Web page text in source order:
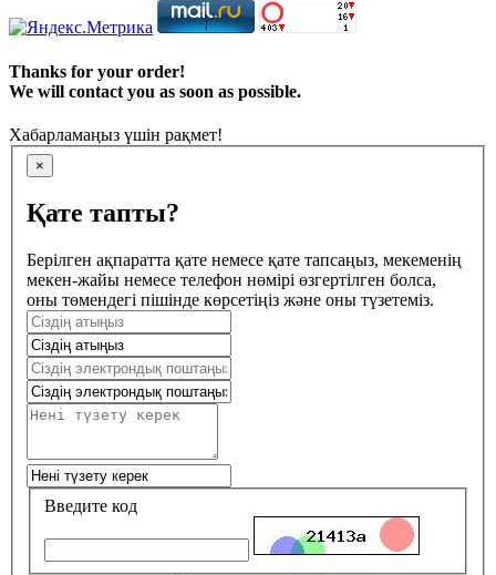
Thanks for your order!
We will contact you as soon as possible.
Хабарламаңыз үшін рақмет!
×
Қате тапты?
Берілген ақпаратта қате немесе қате тапсаңыз, мекеменің
мекен-жайы немесе телефон нөмірі өзгертілген болса,
оны төмендегі пішінде көрсетіңіз және оны түзетеміз.
Введите код